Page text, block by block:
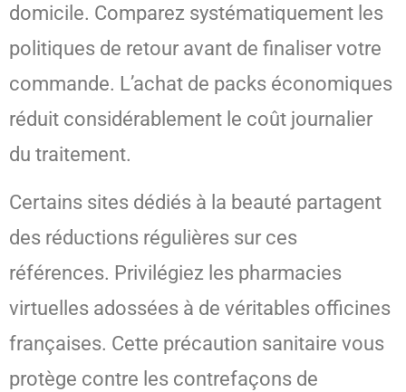
domicile. Comparez systématiquement les
politiques de retour avant de finaliser votre
commande. L’achat de packs économiques
réduit considérablement le coût journalier
du traitement.
Certains sites dédiés à la beauté partagent
des réductions régulières sur ces
références. Privilégiez les pharmacies
virtuelles adossées à de véritables officines
françaises. Cette précaution sanitaire vous
protège contre les contrefaçons de